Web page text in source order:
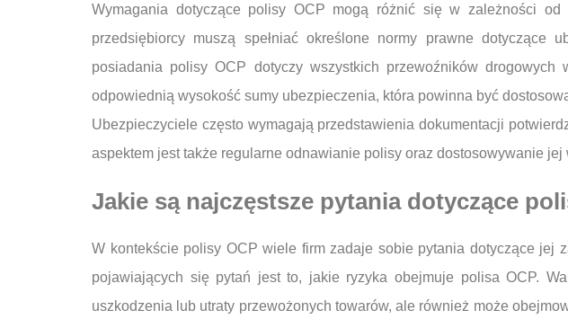
Wymagania dotyczące polisy OCP mogą różnić się w zależności
przedsiębiorcy muszą spełniać określone normy prawne
posiadania polisy OCP dotyczy wszystkich przewoźników
odpowiednią wysokość sumy ubezpieczenia, która powinna być
Ubezpieczyciele często wymagają przedstawienia dokumentacji
aspektem jest także regularne odnawianie polisy oraz dostosowywanie
Jakie są najczęstsze pytania dotyczące
W kontekście polisy OCP wiele firm zadaje sobie pytania dotyczące jej
pojawiających się pytań jest to, jakie ryzyka obejmuje polisa OCP.
uszkodzenia lub utraty przewożonych towarów, ale również może